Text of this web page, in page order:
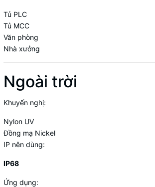
Tủ PLC
Tủ MCC
Văn phòng
Nhà xưởng
Ngoài trời
Khuyến nghị:
Nylon UV
Đồng mạ Nickel
IP nên dùng:
IP68
Ứng dụng: